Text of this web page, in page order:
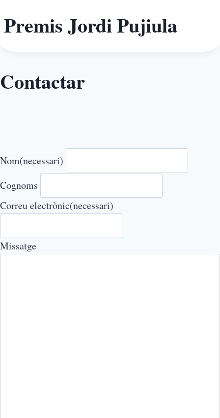
Premis Jordi Pujiula
Contactar
Nom(necessari)
Cognoms
Correu electrònic(necessari)
Missatge